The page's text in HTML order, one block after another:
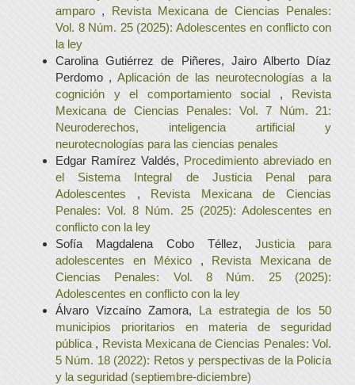
amparo , Revista Mexicana de Ciencias Penales:
Vol. 8 Núm. 25 (2025): Adolescentes en conflicto con
la ley
Carolina Gutiérrez de Piñeres, Jairo Alberto Díaz
Perdomo , Aplicación de las neurotecnologías a la
cognición y el comportamiento social , Revista
Mexicana de Ciencias Penales: Vol. 7 Núm. 21:
Neuroderechos, inteligencia artificial y
neurotecnologías para las ciencias penales
Edgar Ramírez Valdés, Procedimiento abreviado en
el Sistema Integral de Justicia Penal para
Adolescentes , Revista Mexicana de Ciencias
Penales: Vol. 8 Núm. 25 (2025): Adolescentes en
conflicto con la ley
Sofía Magdalena Cobo Téllez, Justicia para
adolescentes en México , Revista Mexicana de
Ciencias Penales: Vol. 8 Núm. 25 (2025):
Adolescentes en conflicto con la ley
Álvaro Vizcaíno Zamora, La estrategia de los 50
municipios prioritarios en materia de seguridad
pública , Revista Mexicana de Ciencias Penales: Vol.
5 Núm. 18 (2022): Retos y perspectivas de la Policía
y la seguridad (septiembre-diciembre)